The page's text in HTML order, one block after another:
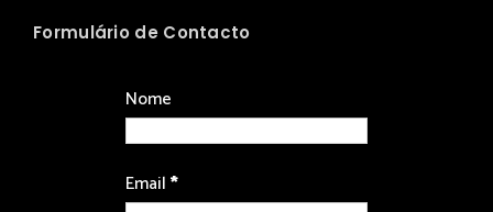
Formulário de Contacto
Nome
Email*